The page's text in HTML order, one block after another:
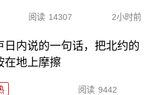
阅读 14307 2小时前
日内说的一句话，把北约的
在地上摩擦
阅读 9442